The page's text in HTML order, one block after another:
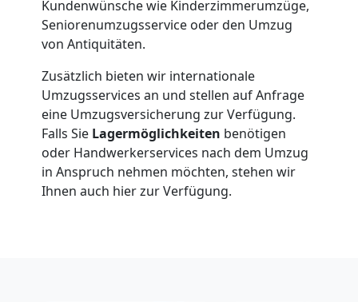
Kundenwünsche wie Kinderzimmerumzüge,
Seniorenumzugsservice oder den Umzug
von Antiquitäten.
Zusätzlich bieten wir internationale
Umzugsservices an und stellen auf Anfrage
eine Umzugsversicherung zur Verfügung.
Falls Sie Lagermöglichkeiten benötigen
oder Handwerkerservices nach dem Umzug
in Anspruch nehmen möchten, stehen wir
Ihnen auch hier zur Verfügung.
Möbellift
Wolfsberg
Übersiedlung
Wolfsberg